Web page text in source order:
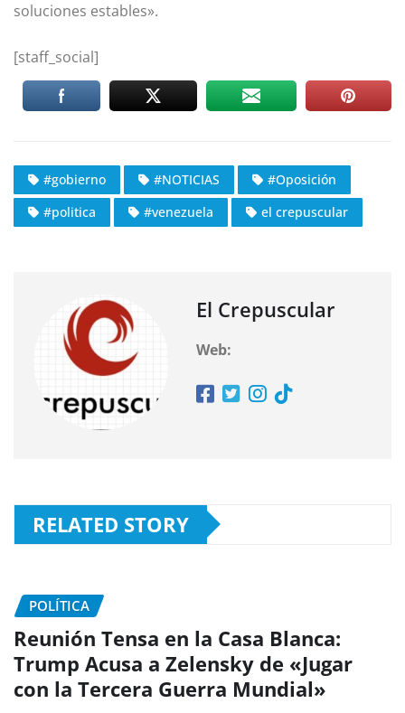
soluciones estables».
[staff_social]
#gobierno #NOTICIAS
#Oposición
#politica
#venezuela el crepuscular
El Crepuscular
Web:
RELATED STORY
POLÍTICA
Reunión Tensa en la Casa Blanca:
Trump Acusa a Zelensky de «Jugar
con la Tercera Guerra Mundial»